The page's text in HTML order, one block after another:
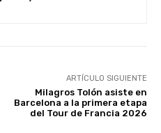
ARTÍCULO SIGUIENTE
Milagros Tolón asiste en
Barcelona a la primera etapa
del Tour de Francia 2026